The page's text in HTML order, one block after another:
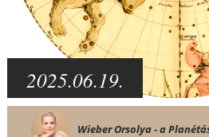
2025.06.19.
Wieber Orsolya - a